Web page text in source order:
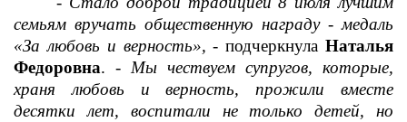
семьям вручать общественную награду - медаль
«За любовь и верность», -подчеркнулаНаталья
Федоровна. - Мы чествуем супругов, которые,
храня любовь и верность, прожили вместе
десятки лет, воспитали не только детей, но